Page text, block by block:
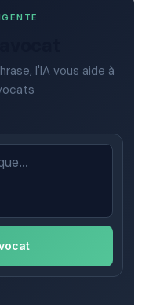
l'IA vous aide à